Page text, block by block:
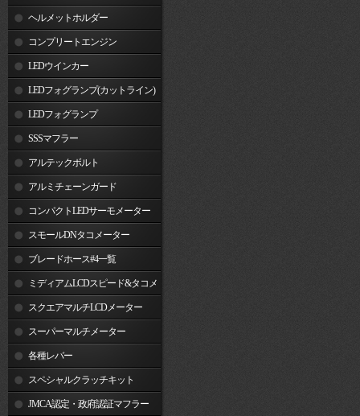
ヘルメットホルダー
コンプリートエンジン
LEDウインカー
LEDフォグランプ(カットライン)
LEDフォグランプ
SSSマフラー
アルテックボルト
アルミチェーンガード
コンパクトLEDサーモメーター
スモールDNタコメーター
ブレードホース#4一覧
ミディアムLCDスピード&タコメ
ータースクエアマルチLCDメーター
スーパーマルチメーター
各種レバー
スペシャルクラッチキット
JMCA認定・政府認証マフラー